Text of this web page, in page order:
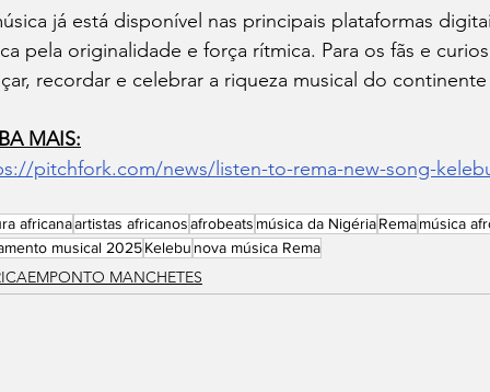
já está disponível nas principais plataformas
pela originalidade e força rítmica. Para os fãs e
recordar e celebrar a riqueza musical do
MAIS:
pitchfork.com/news/listen-to-rema-new-song-
africanaartistas africanosafrobeats música da NigériaRemamúsica
musical 2025Kelebu nova música Rema
MANCHETES